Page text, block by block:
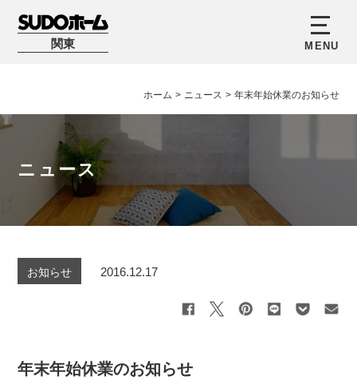
関東
ホーム > ニュース > 年末年始休業のお知らせ
ニュース
お知らせ 2016.12.17
年末年始休業のお知らせ